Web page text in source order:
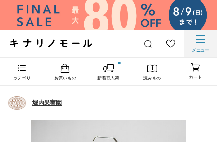
メニュー
カテゴリ お買いもの 新着再入荷 読みもの カート
堀内果実園